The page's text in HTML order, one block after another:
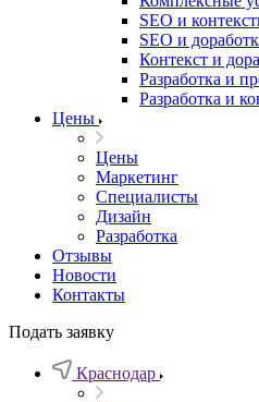
SEO и
SEO и
Контекст и
Разработка и
Разработка и
Цены
Цены
Маркетинг
Специалисты
Дизайн
Разработка
Отзывы
Новости
Контакты
Подать заявку
Краснодар